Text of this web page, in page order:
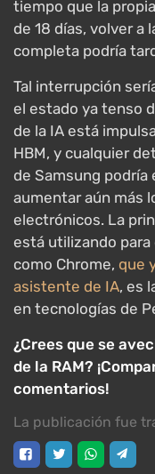
tiempo que la
de 18 días, volver a
completa podría
Tal interrupción
el estado ya tenso
de la IA está
HBM, y cualquier
de Samsung podría
aumentar aún más
electrónicos. La
está utilizando
como Chrome, que
asistente de IA, es
en tecnologías de
¿Crees que se
de la RAM?
comentarios!
La publicación fue